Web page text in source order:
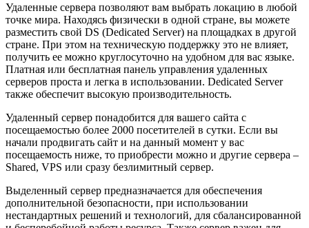
Удаленные сервера позволяют вам выбрать локацию в любой
точке мира. Находясь физически в одной стране, вы можете
разместить свой DS (Dedicated Server) на площадках в другой
стране. При этом на техническую поддержку это не влияет,
получить ее можно круглосуточно на удобном для вас языке.
Платная или бесплатная панель управления удаленных
серверов проста и легка в использовании. Dedicated Server
также обеспечит высокую производительность.
Удаленный сервер понадобится для вашего сайта с
посещаемостью более 2000 посетителей в сутки. Если вы
начали продвигать сайт и на данный момент у вас
посещаемость ниже, то приобрести можно и другие сервера –
Shared, VPS или сразу безлимитный сервер.
Выделенный сервер предназначается для обеспечения
дополнительной безопасности, при использовании
нестандартных решений и технологий, для сбалансированной